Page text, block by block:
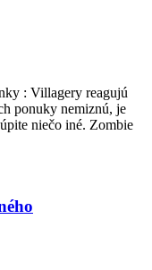
: Villagery reagujú
ponuky nemiznú, je
niečo iné. Zombie